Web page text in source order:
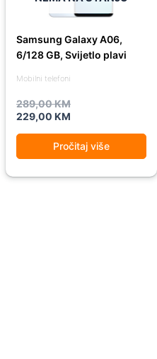
Mobilni telefoni
Samsung Galaxy A06,
6/128 GB, Svijetlo plavi
289,00KM
229,00 KM
Pročitaj više